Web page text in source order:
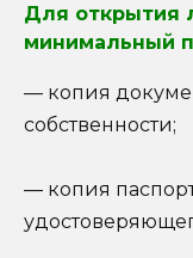
Для открытия
минимальный
— копия
собственности;
— копия